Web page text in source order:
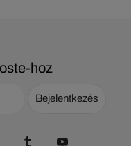
hoz
Bejelentkezés